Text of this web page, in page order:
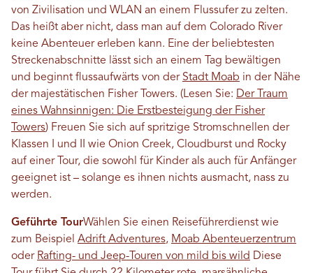
von Zivilisation und WLAN an einem Flussufer zu zelten.
Das heißt aber nicht, dass man auf dem Colorado River
keine Abenteuer erleben kann. Eine der beliebtesten
Streckenabschnitte lässt sich an einem Tag bewältigen
und beginnt flussaufwärts von der Stadt Moab in der Nähe
der majestätischen Fisher Towers. (Lesen Sie: Der Traum
eines Wahnsinnigen: Die Erstbesteigung der Fisher
Towers) Freuen Sie sich auf spritzige Stromschnellen der
Klassen I und II wie Onion Creek, Cloudburst und Rocky
auf einer Tour, die sowohl für Kinder als auch für Anfänger
geeignet ist – solange es ihnen nichts ausmacht, nass zu
werden.
Geführte TourWählen Sie einen Reiseführerdienst wie
zum Beispiel Adrift Adventures, Moab Abenteuerzentrum
oder Rafting- und Jeep-Touren von mild bis wild Diese